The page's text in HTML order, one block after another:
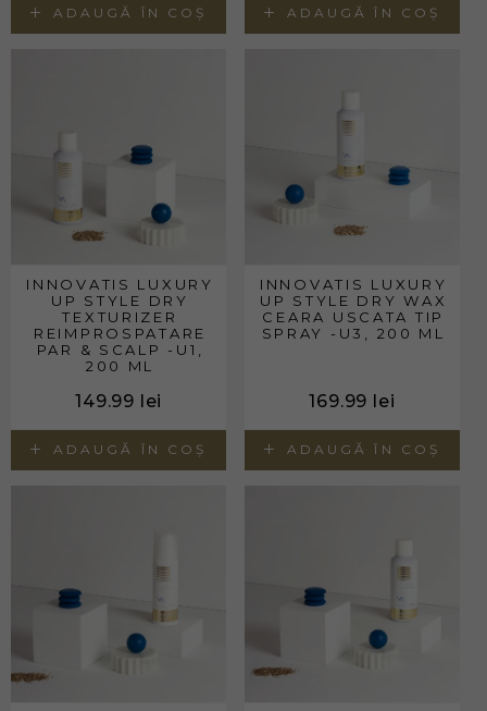
ADAUGĂ ÎN COȘ ADAUGĂ ÎN COȘ
ADAUGĂ ÎN COȘ
INNOVATIS LUXURY
UP STYLE DRY
TEXTURIZER
REIMPROSPATARE
PAR & SCALP -U1,
200 ML
149.99 lei
ADAUGĂ ÎN COȘ
INNOVATIS LUXURY
UP STYLE DRY WAX
CEARA USCATA TIP
SPRAY -U3, 200 ML
169.99 lei